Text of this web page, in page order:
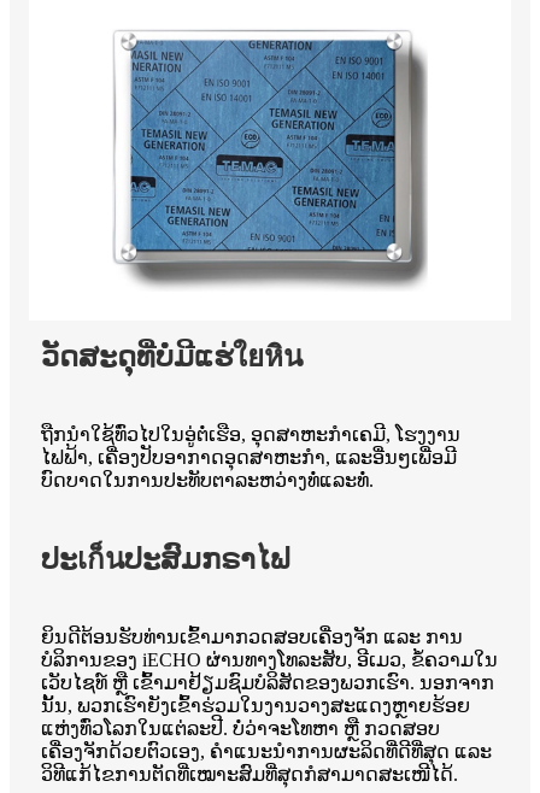
ວັດສະດຸທີ່ບໍ່ມີແຮ່ใยหิน
ຖືກນໍາໃຊ້ທົ່ວໄປໃນອູ່ຕໍ່ເຮືອ, ອຸດສາຫະກໍາເຄມີ, ໂຮງງານ
ໄຟຟ້າ, ເຄື່ອງປັບອາກາດອຸດສາຫະກໍາ, ແລະອື່ນໆເພື່ອມີ
ບົດບາດໃນການປະທັບຕາລະຫວ່າງທໍ່ແລະທໍ່.
ປະเก็นປະສົມກຣາໄຟ
ຍິນດີຕ້ອນຮັບທ່ານເຂົ້າມາກວດສອບເຄື່ອງຈັກ ແລະ ການ
ບໍລິການຂອງ iECHO ຜ່ານທາງໂທລະສັບ, ອີເມວ, ຂໍ້ຄວາມໃນ
ເວັບໄຊທ໌ ຫຼື ເຂົ້າມາຢ້ຽມຊົມບໍລິສັດຂອງພວກເຮົາ. ນອກຈາກ
ນັ້ນ, ພວກເຮົາຍັງເຂົ້າຮ່ວມໃນງານວາງສະແດງຫຼາຍຮ້ອຍ
ແຫ່ງທົ່ວໂລກໃນແຕ່ລະປີ. ບໍ່ວ່າຈະໂທຫາ ຫຼື ກວດສອບ
ເຄື່ອງຈັກດ້ວຍຕົວເອງ, ຄຳແນະນຳການຜະລິດທີ່ດີທີ່ສຸດ ແລະ
ວິທີແກ້ໄຂການຕັດທີ່ເໝາະສົມທີ່ສຸດກໍສາມາດສະເໜີໄດ້.